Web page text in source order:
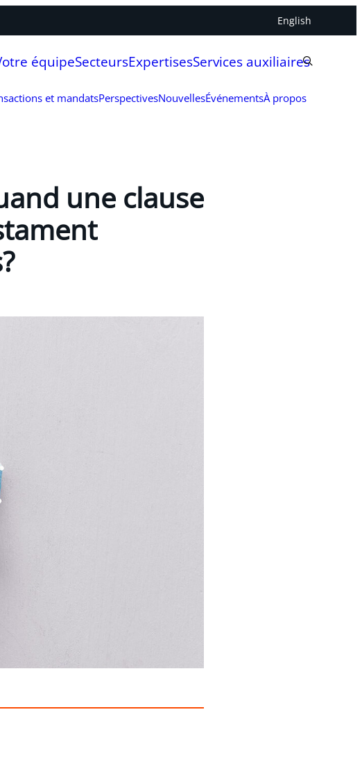
English
équipeSecteursExpertisesServices auxiliaires
et mandatsPerspectivesNouvellesÉvénementsÀ propos
une clause